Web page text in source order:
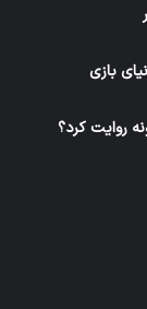
بازی
روایت کرد؟